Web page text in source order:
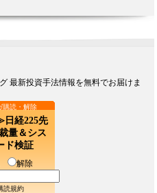
最新投資手法情報を無料でお届けま
購読・解除
経225先
量＆シス
ド検証
解除
読規約